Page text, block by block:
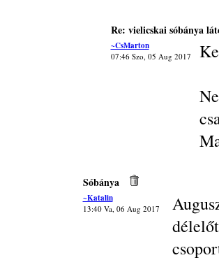
Re: vielicskai sóbánya
~CsMarton
07:46 Szo, 05 Aug 2017
Sóbánya
~Katalin
13:40 Va, 06 Aug 2017